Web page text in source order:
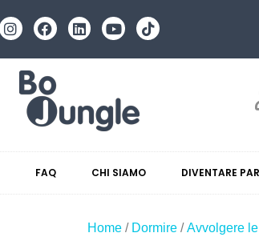
FAQ CHI SIAMO DIVENTARE
Home / Dormire /Avvolgere